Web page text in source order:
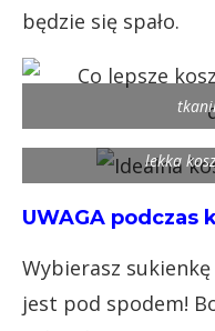
będzie się spało.
lekka
UWAGA podczas
Wybierasz
jest pod spodem!